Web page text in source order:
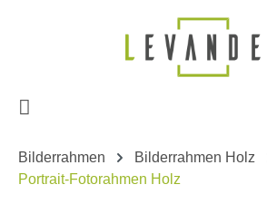
Zum Hauptinhalt springen
Bilderrahmen
Bilderrahmen Holz
Portrait-Fotorahmen Holz